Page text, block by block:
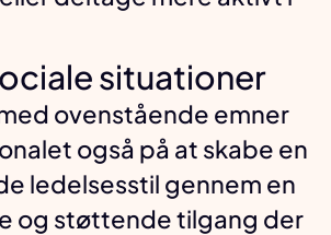
situationer
ovenstående emner
også på at skabe en
ledelsesstil gennem en
og støttende tilgang der